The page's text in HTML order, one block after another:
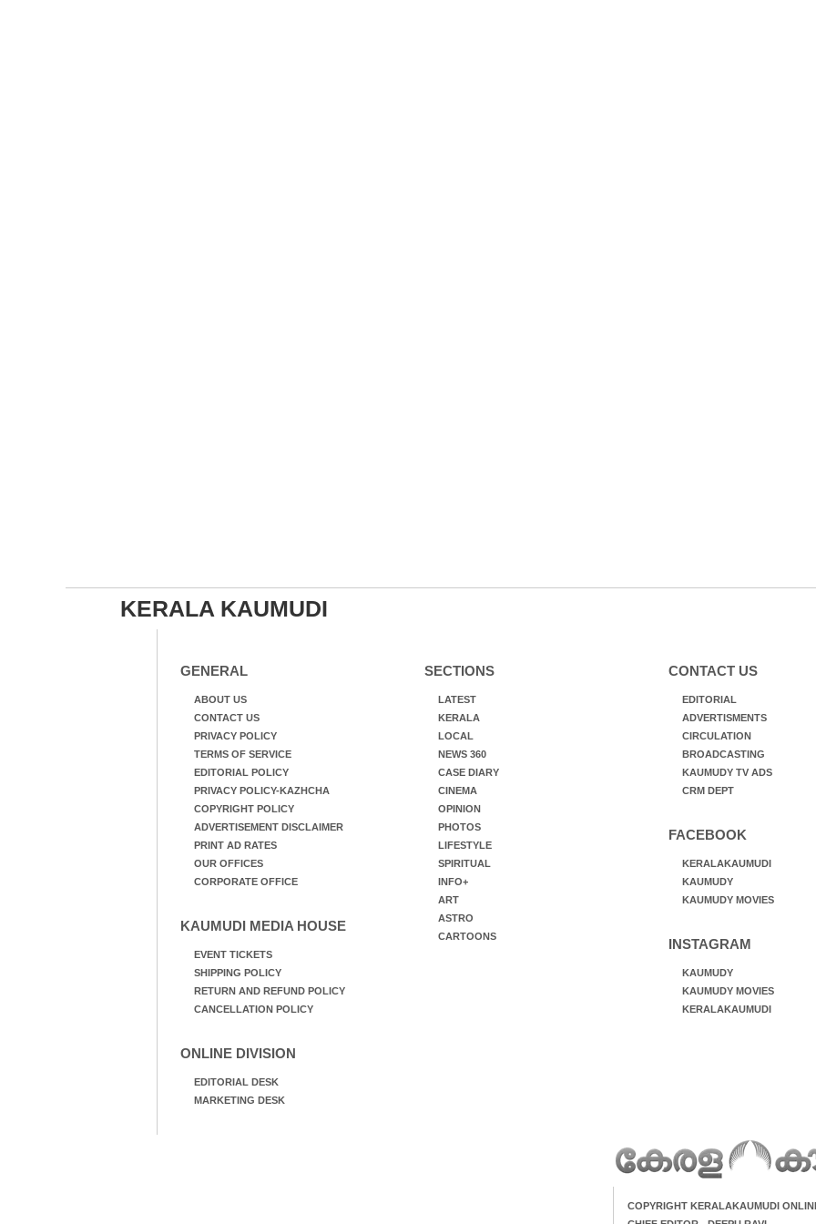
KERALA KAUMUDI
GENERAL
ABOUT US
CONTACT US
PRIVACY POLICY
TERMS OF SERVICE
EDITORIAL POLICY
PRIVACY POLICY-KAZHCHA
COPYRIGHT POLICY
ADVERTISEMENT DISCLAIMER
PRINT AD RATES
OUR OFFICES
CORPORATE OFFICE
KAUMUDI MEDIA HOUSE
EVENT TICKETS
SHIPPING POLICY
RETURN AND REFUND POLICY
CANCELLATION POLICY
ONLINE DIVISION
EDITORIAL DESK
MARKETING DESK
SECTIONS
LATEST
KERALA
LOCAL
NEWS 360
CASE DIARY
CINEMA
OPINION
PHOTOS
LIFESTYLE
SPIRITUAL
INFO+
ART
ASTRO
CARTOONS
CONTACT US
EDITORIAL
ADVERTISMENTS
CIRCULATION
BROADCASTING
KAUMUDY TV ADS
CRM DEPT
FACEBOOK
KERALAKAUMUDI
KAUMUDY
KAUMUDY MOVIES
INSTAGRAM
KAUMUDY
KAUMUDY MOVIES
KERALAKAUMUDI
COPYRIGHT KERALAKAUMUDI